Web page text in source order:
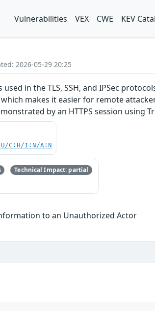
Vulnerabilities VEX CWE KEV
2026-05-29 20:25
used in the TLS, SSH, and IPSec
makes it easier for remote
by an HTTPS session using
C:H/I:N/A:N
Technical Impact: partial
to an Unauthorized Actor